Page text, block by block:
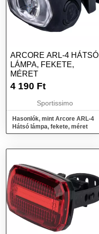
ARCORE ARL-4 HÁTSÓ
LÁMPA, FEKETE,
MÉRET
4 190 Ft
Sportissimo
Hasonlók, mint Arcore ARL-4
Hátsó lámpa, fekete, méret